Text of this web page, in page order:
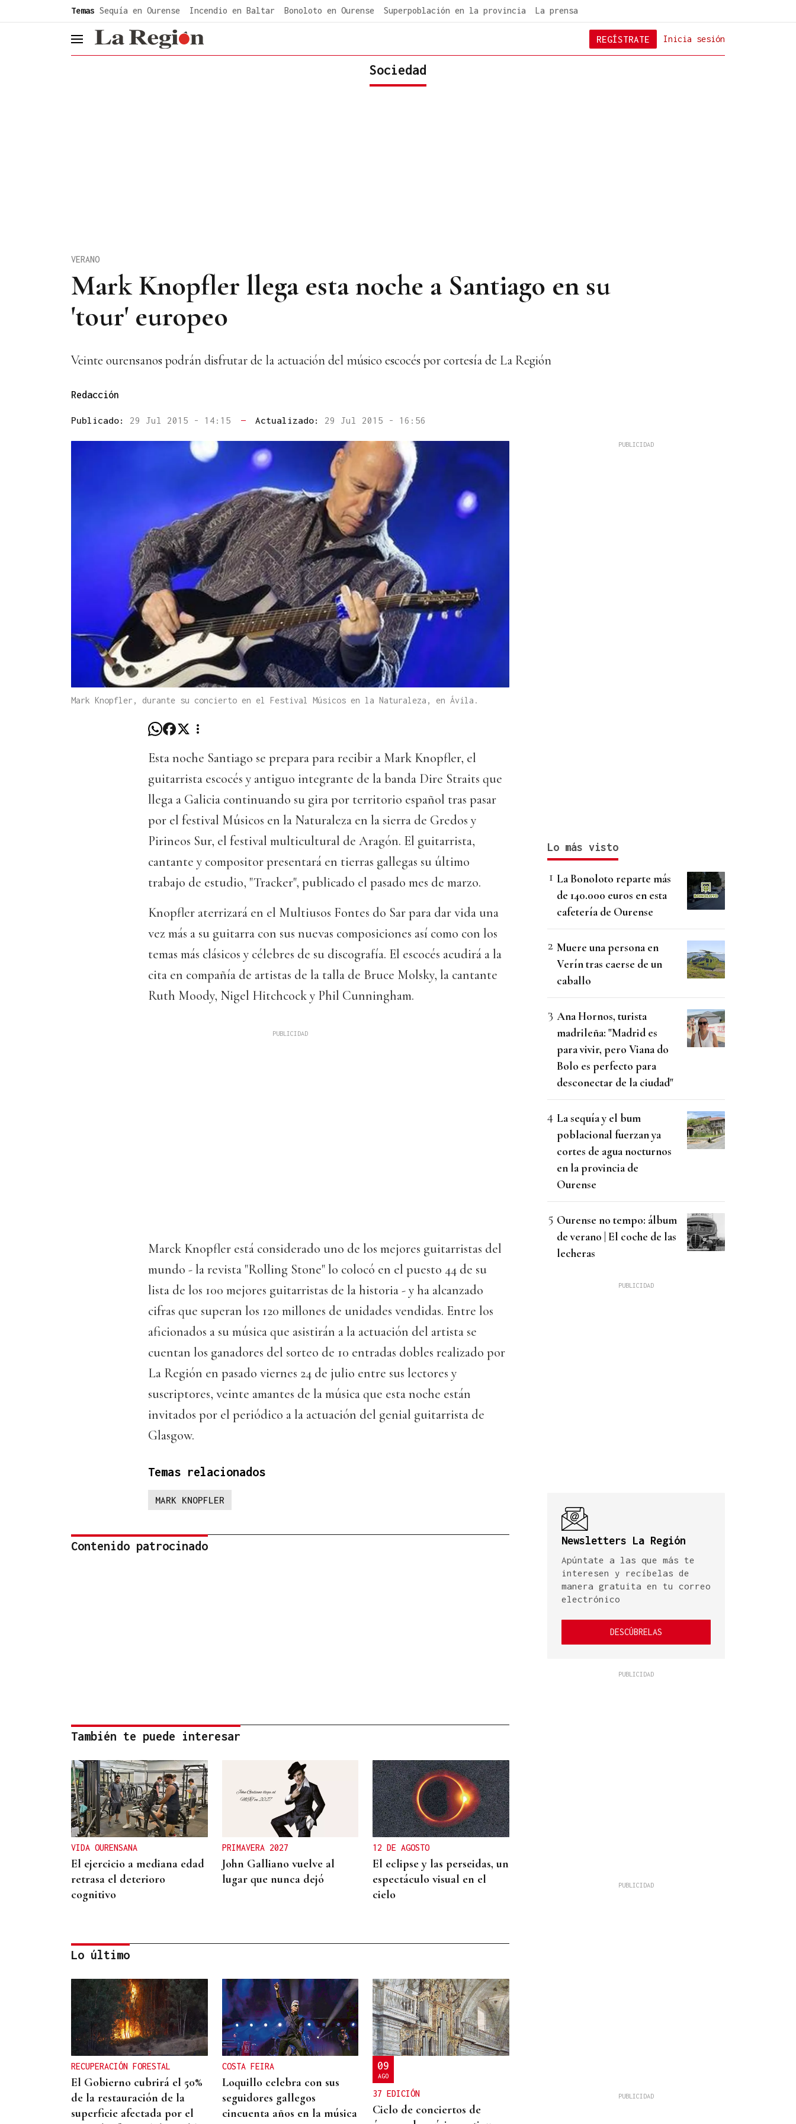
Temas Sequía en Ourense Incendio en Baltar Bonoloto en Ourense Superpoblación en la provincia La prensa
header.menu.open Inicia sesión
REGÍSTRATE
Sociedad
Mark Knopfler llega esta noche a Santiago en su
'tour' europeo
VERANO
Veinte ourensanos podrán disfrutar de la actuación del músico escocés por cortesía de La Región
Redacción
Publicado: 29 Jul 2015 - 14:15 — Actualizado: 29 Jul 2015 - 16:56
Mark Knopfler, durante su concierto en el Festival Músicos en la Naturaleza, en Ávila.
Esta noche Santiago se prepara para recibir a Mark Knopfler, el
guitarrista escocés y antiguo integrante de la banda Dire Straits que
llega a Galicia continuando su gira por territorio español tras pasar
por el festival Músicos en la Naturaleza en la sierra de Gredos y
Pirineos Sur, el festival multicultural de Aragón. El guitarrista,
cantante y compositor presentará en tierras gallegas su último
trabajo de estudio, "Tracker", publicado el pasado mes de marzo.
Knopfler aterrizará en el Multiusos Fontes do Sar para dar vida una
vez más a su guitarra con sus nuevas composiciones así como con los
temas más clásicos y célebres de su discografía. El escocés acudirá a la
cita en compañía de artistas de la talla de Bruce Molsky, la cantante
Ruth Moody, Nigel Hitchcock y Phil Cunningham.
Marck Knopfler está considerado uno de los mejores guitarristas del
mundo - la revista "Rolling Stone" lo colocó en el puesto 44 de su
lista de los 100 mejores guitarristas de la historia - y ha alcanzado
cifras que superan los 120 millones de unidades vendidas. Entre los
aficionados a su música que asistirán a la actuación del artista se
cuentan los ganadores del sorteo de 10 entradas dobles realizado por
La Región en pasado viernes 24 de julio entre sus lectores y
suscriptores, veinte amantes de la música que esta noche están
invitados por el periódico a la actuación del genial guitarrista de
Glasgow.
Temas relacionados
MARK KNOPFLER
Contenido patrocinado
También te puede interesar
VIDA OURENSANA
El ejercicio a mediana edad
retrasa el deterioro
cognitivo
PRIMAVERA 2027
John Galliano vuelve al
lugar que nunca dejó
12 DE AGOSTO
El eclipse y las perseidas, un
espectáculo visual en el
cielo
ORÁCULO DAS BURGAS
Horóscopo del día:
domingo, 9 de agosto
Lo último
RECUPERACIÓN FORESTAL
El Gobierno cubrirá el 50%
de la restauración de la
superficie afectada por el
COSTA FEIRA
Loquillo celebra con sus
seguidores gallegos
cincuenta años en la música
09
AGO
37 EDICIÓN
Ciclo de conciertos de
Lo más visto
La Bonoloto reparte más
de 140.000 euros en esta
cafetería de Ourense
Muere una persona en
Verín tras caerse de un
caballo
Ana Hornos, turista
madrileña: "Madrid es
para vivir, pero Viana do
Bolo es perfecto para
desconectar de la ciudad"
La sequía y el bum
poblacional fuerzan ya
cortes de agua nocturnos
en la provincia de
Ourense
Ourense no tempo: álbum
de verano | El coche de las
lecheras
Newsletters La Región
Apúntate a las que más te
interesen y recíbelas de
manera gratuita en tu correo
electrónico
DESCÚBRELAS